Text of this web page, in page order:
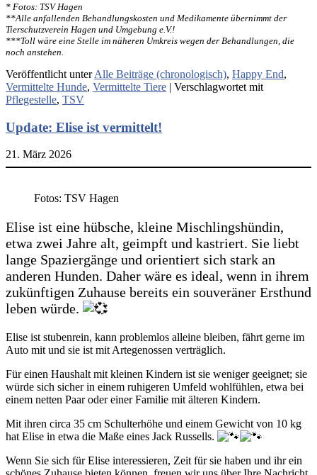
* Fotos: TSV Hagen
**Alle anfallenden Behandlungskosten und Medikamente übernimmt der
Tierschutzverein Hagen und Umgebung e.V.!
***Toll wäre eine Stelle im näheren Umkreis wegen der Behandlungen, die
noch anstehen.
Veröffentlicht unter Alle Beiträge (chronologisch), Happy End,
Vermittelte Hunde, Vermittelte Tiere | Verschlagwortet mit
Pflegestelle, TSV
Update: Elise ist vermittelt!
21. März 2026
Fotos: TSV Hagen
Elise ist eine hübsche, kleine Mischlingshündin,
etwa zwei Jahre alt, geimpft und kastriert. Sie liebt
lange Spaziergänge und orientiert sich stark an
anderen Hunden. Daher wäre es ideal, wenn in ihrem
zukünftigen Zuhause bereits ein souveräner Ersthund
leben würde.
Elise ist stubenrein, kann problemlos alleine bleiben, fährt gerne im
Auto mit und sie ist mit Artegenossen verträglich.
Für einen Haushalt mit kleinen Kindern ist sie weniger geeignet; sie
würde sich sicher in einem ruhigeren Umfeld wohlfühlen, etwa bei
einem netten Paar oder einer Familie mit älteren Kindern.
Mit ihren circa 35 cm Schulterhöhe und einem Gewicht von 10 kg
hat Elise in etwa die Maße eines Jack Russells.
Wenn Sie sich für Elise interessieren, Zeit für sie haben und ihr ein